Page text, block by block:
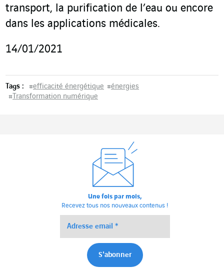
transport, la purification de l’eau ou encore
dans les applications médicales.
14/01/2021
Tags : #efficacité énergétique #énergies
#Transformation numérique
Une fois par mois,
Recevez tous nos nouveaux contenus !